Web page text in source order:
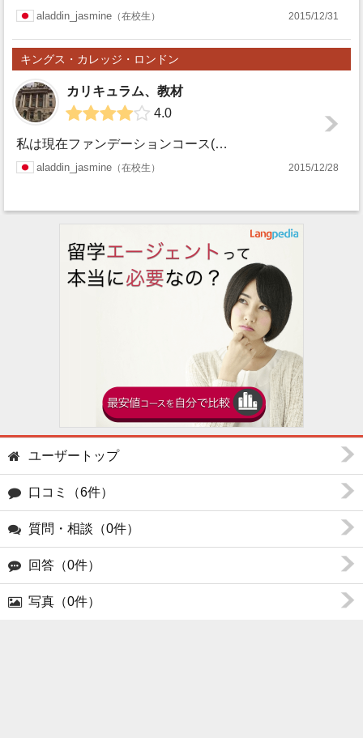
ンドン
キング
ス・カ
レッ
ンドン
aladdin_jasmine 在校生 2015/12/31
キングス・カレッジ・ロンドン
キング
カリキュラム、教材
4.0
私は現在ファンデーションコース(留学生のための学部準備課程)に留学中です。私は文系のコースに在籍していて国際関/政治学を学んでいます。この他にはリベラルア...
aladdin_jasmine 在校生 2015/12/28
ユーザートップ
口コミ（6件）
質問・相談（0件）
回答（0件）
写真（0件）